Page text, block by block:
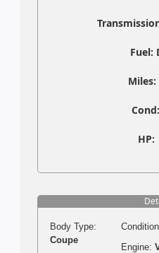
Fuel:
Miles:
Cond:
HP:
Body Type:
Coupe
Engine: